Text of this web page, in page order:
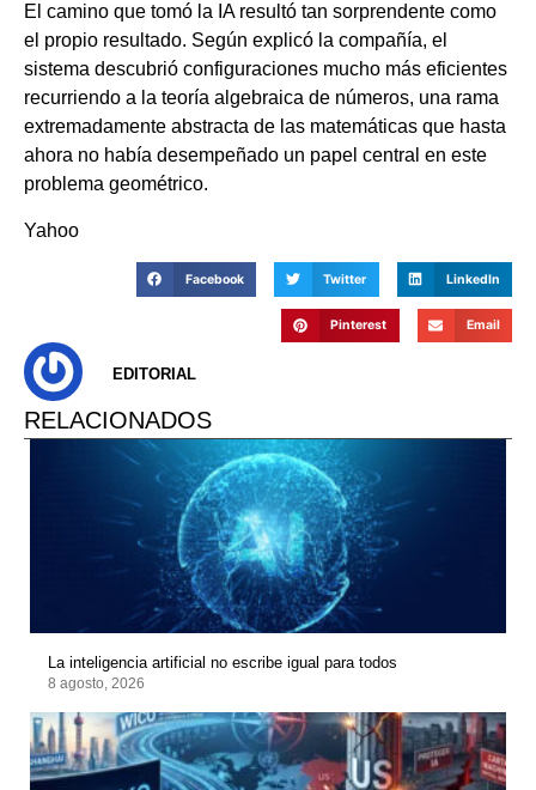
El camino que tomó la IA resultó tan sorprendente como
el propio resultado. Según explicó la compañía, el
sistema descubrió configuraciones mucho más eficientes
recurriendo a la teoría algebraica de números, una rama
extremadamente abstracta de las matemáticas que hasta
ahora no había desempeñado un papel central en este
problema geométrico.
Yahoo
Facebook Twitter LinkedIn
Pinterest Email
EDITORIAL
RELACIONADOS
La inteligencia artificial no escribe igual para todos
8 agosto, 2026